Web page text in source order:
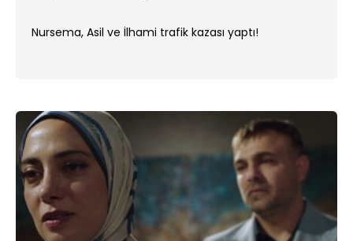
Nursema, Asil ve İlhami trafik kazası yaptı!